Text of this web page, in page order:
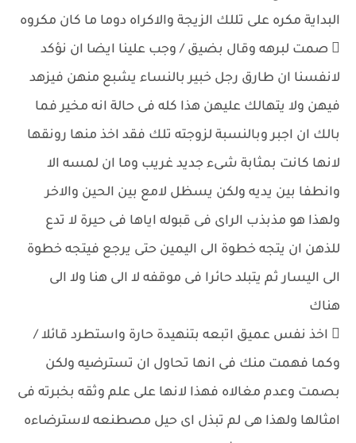
البداية مكره على تللك الزيجة والاكراه دوما ما كان مكروه
 صمت لبرهه وقال بضيق / وجب علينا ايضا ان نؤكد
لانفسنا ان طارق رجل خبير بالنساء يشبع منهن فيزهد
فيهن ولا يتهالك عليهن هذا كله فى حالة انه مخير فما
بالك ان اجبر وبالنسبة لزوجته تلك فقد اخذ منها رونقها
لانها كانت بمثابة شىء جديد غريب وما ان لمسه الا
وانطفا بين يديه ولكن يسظل لامع بين الحين والاخر
ولهذا هو مذبذب الراى فى قبوله اياها فى حيرة لا تدع
للذهن ان يتجه خطوة الى اليمين حتى يرجع فيتجه خطوة
الى اليسار ثم يتبلد حائرا فى موقفه لا الى هنا ولا الى
هناك
 اخذ نفس عميق اتبعه بتنهيدة حارة واستطرد قائلا /
وكما فهمت منك فى انها تحاول ان تسترضيه ولكن
بصمت وعدم مغالاه فهذا لانها على علم وثقه بخبرته فى
امثالها ولهذا هى لم تبذل اى حيل مصطنعه لاسترضاءه